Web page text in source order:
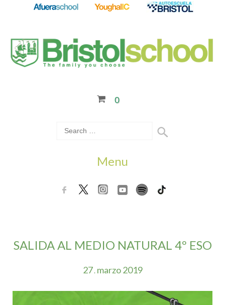
0
Menu
SALIDA AL MEDIO NATURAL 4º ESO
27. marzo2019